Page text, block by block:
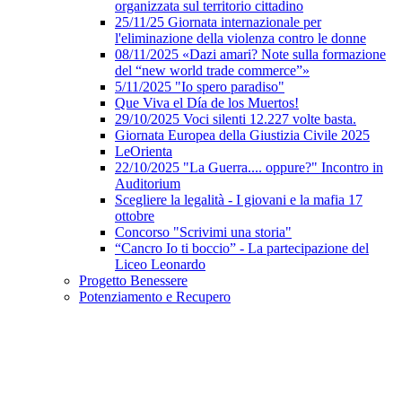
organizzata sul territorio cittadino
25/11/25 Giornata internazionale per
l'eliminazione della violenza contro le donne
08/11/2025 «Dazi amari? Note sulla formazione
del “new world trade commerce”»
5/11/2025 "Io spero paradiso"
Que Viva el Día de los Muertos!
29/10/2025 Voci silenti 12.227 volte basta.
Giornata Europea della Giustizia Civile 2025
LeOrienta
22/10/2025 "La Guerra.... oppure?" Incontro in
Auditorium
Scegliere la legalità - I giovani e la mafia 17
ottobre
Concorso "Scrivimi una storia"
“Cancro Io ti boccio” - La partecipazione del
Liceo Leonardo
Progetto Benessere
Potenziamento e Recupero